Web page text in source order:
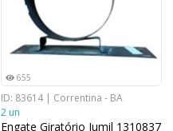
655
ID: 83614 | Correntina - BA
2 un
Engate Giratório Jumil 1310837